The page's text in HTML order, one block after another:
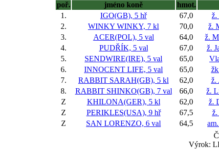
poř. jméno koně
hmot.
1.
IGO(GB), 5 hř 67,0
ž.
2.
WINKY WINKY, 7 kl 70,0
ž.
3.
ACER(POL), 5 val 64,0
ž.
4.
PUDŘÍK, 5 val 67,0
ž.
5.
SENDWIRE(IRE), 5 val 65,0
6.
INNOCENT LIFE, 5 val 65,0
7.
RABBIT SARAH(GB), 5 kl 62,0
ž.
8.
RABBIT SHINKO(GB), 7 val 66,0
ž.
Z
KHILONA(GER), 5 kl 62,0
ž.
Z
PERIKLES(USA), 9 hř 67,5
ž.
Z
SAN LORENZO, 6 val 64,5
Výrok: